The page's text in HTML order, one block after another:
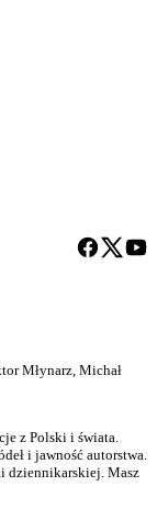
Młynarz, Michał
z Polski i świata.
i jawność autorstwa.
dziennikarskiej. Masz